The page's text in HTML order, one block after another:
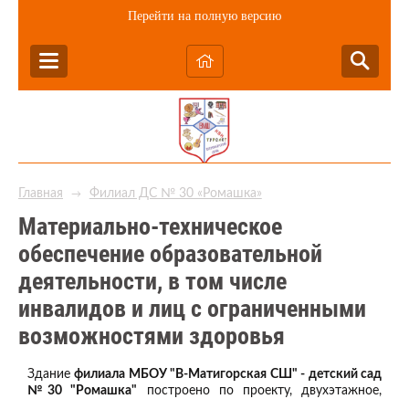
Перейти на полную версию
Главная → Филиал ДС № 30 «Ромашка»
Материально-техническое
обеспечение образовательной
деятельности, в том числе
инвалидов и лиц с ограниченными
возможностями здоровья
Зданиефилиала МБОУ "В-Матигорская СШ" - детский сад
№30 "Ромашка" построено по проекту, двухэтажное,